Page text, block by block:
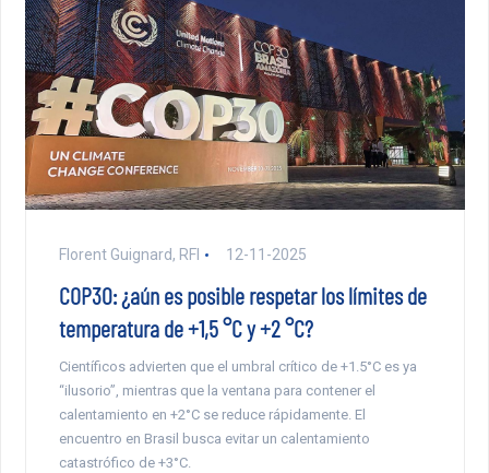
Florent Guignard, RFI 12-11-2025
COP30: ¿aún es posible respetar los límites de
temperatura de +1,5 °C y +2 °C?
Científicos advierten que el umbral crítico de +1.5°C es ya
“ilusorio”, mientras que la ventana para contener el
calentamiento en +2°C se reduce rápidamente. El
encuentro en Brasil busca evitar un calentamiento
catastrófico de +3°C.